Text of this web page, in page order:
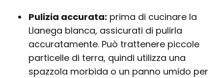
Pulizia accurata: prima di cucinare la
Llanega blanca, assicurati di pulirla
accuratamente. Può trattenere piccole
particelle di terra, quindi utilizza una
spazzola morbida o un panno umido per